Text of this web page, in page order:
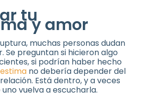
tuy amor
muchas personas dudan
Se preguntan si hicieron algo
si podrían haber hecho
no debería depender del
Está dentro, y a veces
vuelva a escucharla.